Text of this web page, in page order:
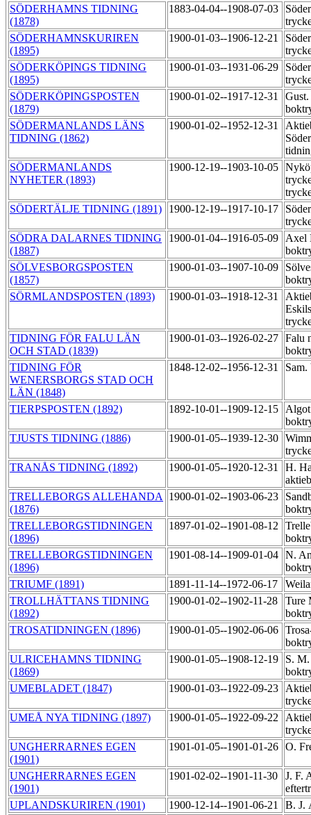
SÖDERHAMNS TIDNING
(1878)
1883-04-04--1908-07-03
SÖDERHAMNSKURIREN
(1895)
1900-01-03--1906-12-21
SÖDERKÖPINGS TIDNING
(1895)
1900-01-03--1931-06-29
SÖDERKÖPINGSPOSTEN
(1879)
1900-01-02--1917-12-31
SÖDERMANLANDS LÄNS
TIDNING (1862)
1900-01-02--1952-12-31
SÖDERMANLANDS
NYHETER (1893)
1900-12-19--1903-10-05
SÖDERTÄLJE TIDNING (1891)
1900-12-19--1917-10-17
SÖDRA DALARNES TIDNING
(1887)
1900-01-04--1916-05-09
Axel
SÖLVESBORGSPOSTEN
(1857)
1900-01-03--1907-10-09
SÖRMLANDSPOSTEN (1893)
1900-01-03--1918-12-31
TIDNING FÖR FALU LÄN
OCH STAD (1839)
1900-01-03--1926-02-27 Falu
TIDNING FÖR
WENERSBORGS STAD OCH
LÄN (1848)
1848-12-02--1956-12-31
TIERPSPOSTEN (1892) 1892-10-01--1909-12-15
TJUSTS TIDNING (1886)
1900-01-05--1939-12-30
TRANÅS TIDNING (1892)
1900-01-05--1920-12-31
H.
TRELLEBORGS ALLEHANDA
(1876)
1900-01-02--1903-06-23
TRELLEBORGSTIDNINGEN
(1896)
1897-01-02--1901-08-12
TRELLEBORGSTIDNINGEN
(1896)
1901-08-14--1909-01-04 N.
TRIUMF (1891)
1891-11-14--1972-06-17
TROLLHÄTTANS TIDNING
(1892)
1900-01-02--1902-11-28
Ture
TROSATIDNINGEN (1896)
1900-01-05--1902-06-06
ULRICEHAMNS TIDNING
(1869)
1900-01-05--1908-12-19
S.
UMEBLADET (1847)
1900-01-03--1922-09-23
UMEÅ NYA TIDNING (1897)
1900-01-05--1922-09-22
UNGHERRARNES EGEN
(1901)
1901-01-05--1901-01-26 O.
UNGHERRARNES EGEN
(1901)
1901-02-02--1901-11-30
J. F.
UPLANDSKURIREN (1901)
1900-12-14--1901-06-21
B. J.